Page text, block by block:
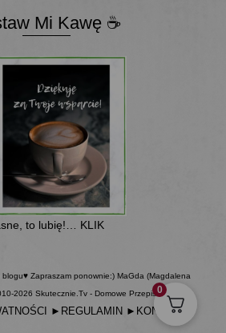
Mi Kawę ☕
to lubię!… KLIK
Zapraszam ponownie:) MaGda (Magdalena
2026 Skutecznie.Tv - Domowe Przepisy
► REGULAMIN ► KONTAKT
0